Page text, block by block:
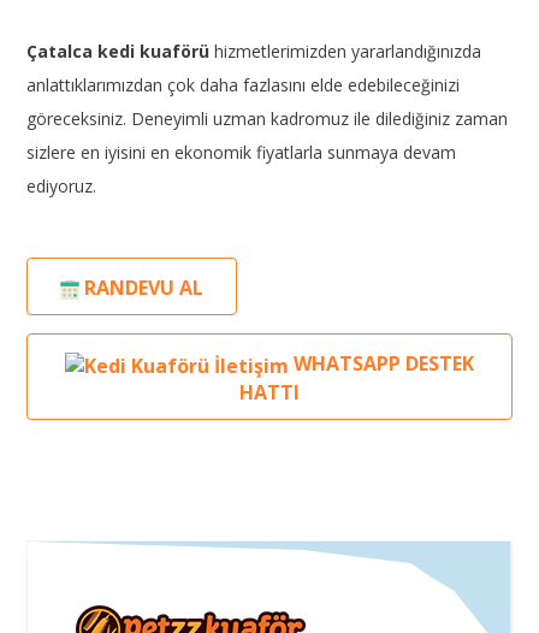
Çatalca kedi kuaförü hizmetlerimizden yararlandığınızda
anlattıklarımızdan çok daha fazlasını elde edebileceğinizi
göreceksiniz. Deneyimli uzman kadromuz ile dilediğiniz zaman
sizlere en iyisini en ekonomik fiyatlarla sunmaya devam
ediyoruz.
RANDEVU AL
WHATSAPP DESTEK
HATTI